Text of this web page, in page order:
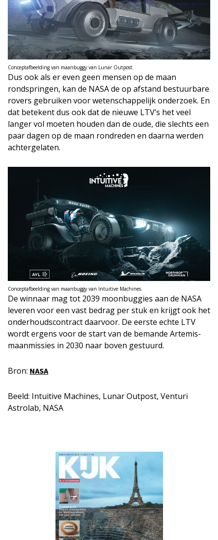
Conceptafbeelding van maanbuggy van Lunar Outpost.
Dus ook als er even geen mensen op de maan
rondspringen, kan de NASA de op afstand bestuurbare
rovers gebruiken voor wetenschappelijk onderzoek. En
dat betekent dus ook dat de nieuwe LTV’s het veel
langer vol moeten houden dan de oude, die slechts een
paar dagen op de maan rondreden en daarna werden
achtergelaten.
Conceptafbeelding van maanbuggy van Intuitive Machines.
De winnaar mag tot 2039 moonbuggies aan de NASA
leveren voor een vast bedrag per stuk en krijgt ook het
onderhoudscontract daarvoor. De eerste echte LTV
wordt ergens voor de start van de bemande Artemis-
maanmissies in 2030 naar boven gestuurd.
Bron: NASA
Beeld: Intuitive Machines, Lunar Outpost, Venturi
Astrolab, NASA